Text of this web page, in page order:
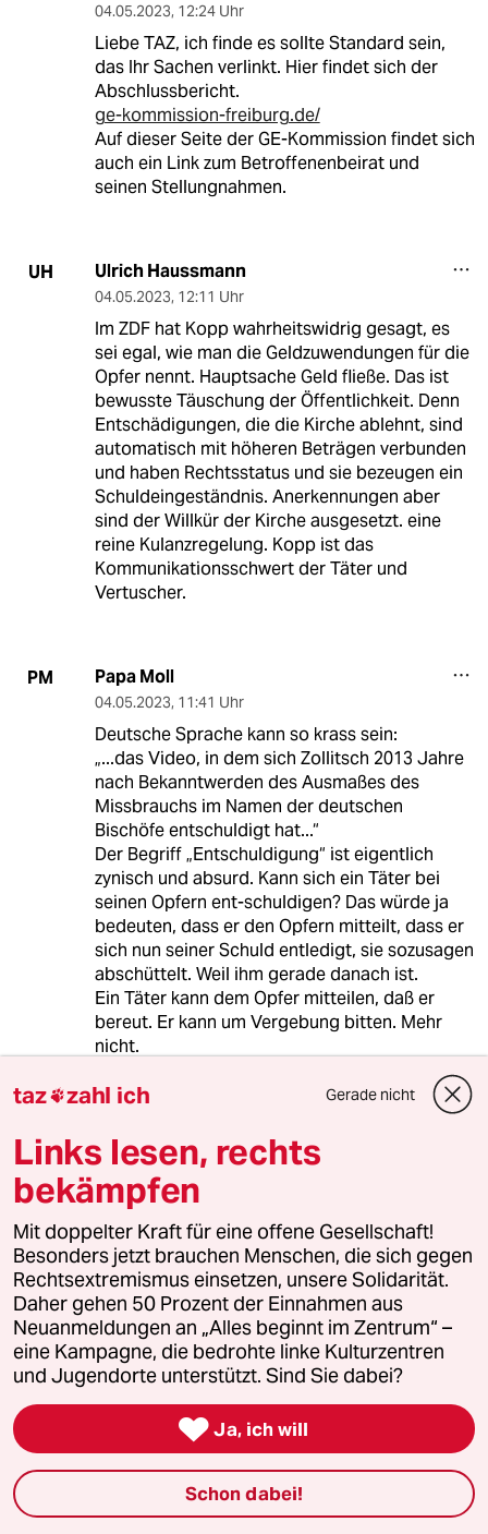
04.05.2023, 12:24 Uhr
Liebe TAZ, ich finde es sollte Standard sein,
das Ihr Sachen verlinkt. Hier findet sich der
Abschlussbericht.
ge-kommission-freiburg.de/
Auf dieser Seite der GE-Kommission findet sich
auch ein Link zum Betroffenenbeirat und
seinen Stellungnahmen.
UH Ulrich Haussmann
04.05.2023, 12:11 Uhr
Im ZDF hat Kopp wahrheitswidrig gesagt, es
sei egal, wie man die Geldzuwendungen für die
Opfer nennt. Hauptsache Geld fließe. Das ist
bewusste Täuschung der Öffentlichkeit. Denn
Entschädigungen, die die Kirche ablehnt, sind
automatisch mit höheren Beträgen verbunden
und haben Rechtsstatus und sie bezeugen ein
Schuldeingeständnis. Anerkennungen aber
sind der Willkür der Kirche ausgesetzt. eine
reine Kulanzregelung. Kopp ist das
Kommunikationsschwert der Täter und
Vertuscher.
PM Papa Moll
04.05.2023, 11:41 Uhr
Deutsche Sprache kann so krass sein:
„...das Video, in dem sich Zollitsch 2013 Jahre
nach Bekanntwerden des Ausmaßes des
Missbrauchs im Namen der deutschen
Bischöfe entschuldigt hat...“
Der Begriff „Entschuldigung“ ist eigentlich
zynisch und absurd. Kann sich ein Täter bei
seinen Opfern ent-schuldigen? Das würde ja
bedeuten, dass er den Opfern mitteilt, dass er
sich nun seiner Schuld entledigt, sie sozusagen
abschüttelt. Weil ihm gerade danach ist.
Ein Täter kann dem Opfer mitteilen, daß er
bereut. Er kann um Vergebung bitten. Mehr
nicht.
04.05.2023,10:08 Uhr
Man kann Recht nicht "ignorieren", man bricht
es. Und mit "falschem Verständnis" haben die
Vorgänge auch nichts zu tun, sondern mit
Beihilfe, Begünstigung, Amtsmissbrauch.
J joaquim
04.05.2023,10:00 Uhr
Der Kirche wird es auch weiterhin darum
gehen, so viel und so lange wie möglich zu
verschleiern. Und wer glaubt, dass die
"Aufklärung" dazu führen könne, dass es ab
jetzt weniger Missbrauch geben wird, darf sich
getäuscht sehen. Die Perversen in kirchlichen
taz zahl ich Gerade nicht
Links lesen, rechts
bekämpfen
Mit doppelter Kraft für eine offene Gesellschaft!
Besonders jetzt brauchen Menschen, die sich gegen
Rechtsextremismus einsetzen, unsere Solidarität.
Daher gehen 50 Prozent der Einnahmen aus
Neuanmeldungen an „Alles beginnt im Zentrum“ –
eine Kampagne, die bedrohte linke Kulturzentren
und Jugendorte unterstützt. Sind Sie dabei?
 Ja, ich will
Schon dabei!